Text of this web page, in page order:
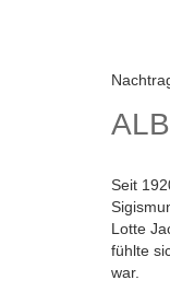
Seit
Lotte
fühlte
war.